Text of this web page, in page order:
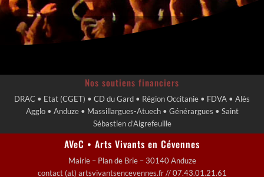
Nos soutiens financiers
DRAC • Etat (CGET) • CD du Gard • Région Occitanie • FDVA • Alès
Agglo • Anduze • Massillargues-Atuech • Générargues • Saint
Sébastien d’Aigrefeuille
AVeC • Arts Vivants en Cévennes
Mairie – Plan de Brie – 30140 Anduze
contact (at) artsvivantsencevennes.fr // 07.43.01.21.61